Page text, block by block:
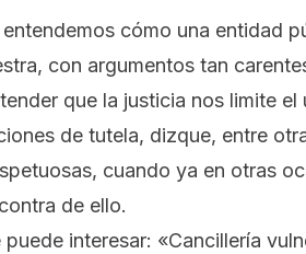
cómo una entidad
con argumentos tan
que la justicia nos limite
de tutela, dizque, entre
cuando ya en otras
de ello.
puede interesar: «Cancillería